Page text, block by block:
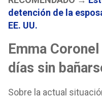
detención de la
EE. UU.
Emma
días sin
Sobre la actual